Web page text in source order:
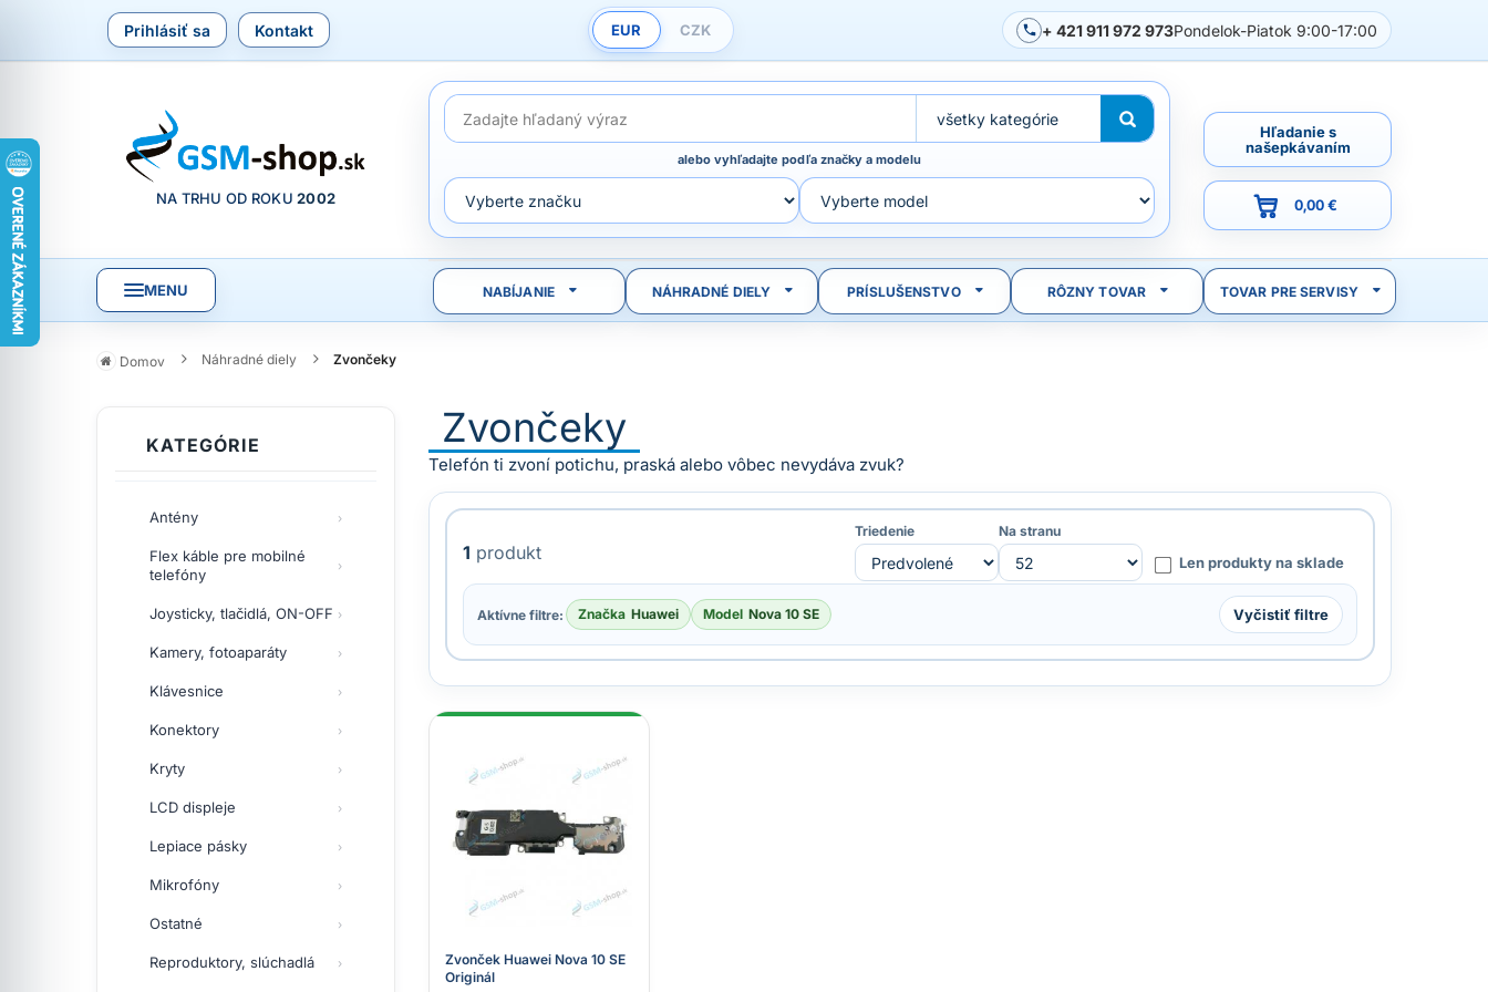
Prihlásiť sa Kontakt EUR CZK + 421 911 972 973Pondelok-Piatok 9:00-17:00
NA TRHU OD ROKU2002
alebo vyhľadajte podľa značky a modelu
Hľadanie s
našepkávaním
0,00 €
MENU NABÍJANIE NÁHRADNÉ DIELY PRÍSLUŠENSTVO RÔZNY TOVAR TOVAR PRE SERVISY
Domov Náhradné diely Zvončeky
KATEGÓRIE
Antény
Flex káble pre mobilné
telefóny
Joysticky, tlačidlá, ON-OFF
Kamery, fotoaparáty
Klávesnice
Konektory
Kryty
LCD displeje
Lepiace pásky
Mikrofóny
Ostatné
Reproduktory, slúchadlá
Zvončeky
Telefón ti zvoní potichu, praská alebo vôbec nevydáva zvuk?
1 produkt
Triedenie Na stranu
Len produkty na sklade
Aktívne filtre: Značka Huawei Model Nova 10 SE Vyčistiť filtre
Zvonček Huawei Nova 10 SE
Originál